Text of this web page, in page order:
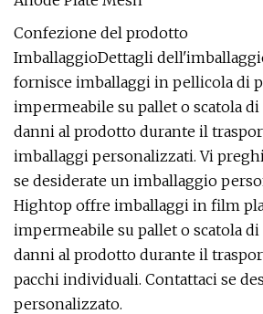
Confezione del prodotto
ImballaggioDettagli
fornisce imballaggi in pellicola di
impermeabile su pallet o scatola
danni al prodotto durante il
imballaggi personalizzati. Vi
se desiderate un imballaggio
Hightop offre imballaggi in film
impermeabile su pallet o scatola
danni al prodotto durante il
pacchi individuali. Contattaci se
personalizzato.